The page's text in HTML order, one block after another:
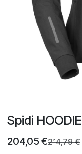
Spidi
204,05 €214,79€